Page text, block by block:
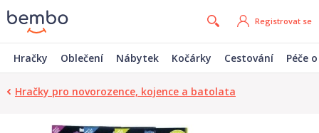
Registrovat se
Hračky Oblečení Nábytek Kočárky Cestování Péče
Hračky pro novorozence, kojence a batolata